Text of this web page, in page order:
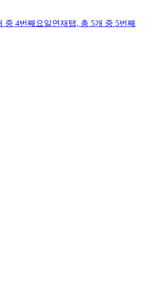
중 4번째 요일연재 탭, 총 5개 중 5번째